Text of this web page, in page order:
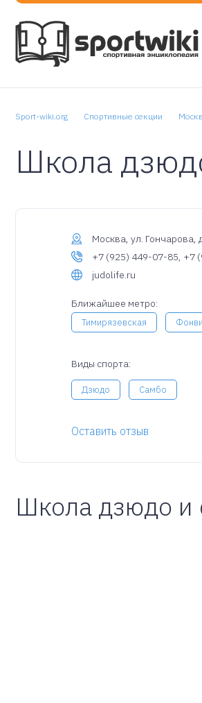
Sport-wiki.org Спортивные секции
Школа
Москва, ул. Гончарова,
+7 (925) 449-07-85, +7
judolife.ru
Ближайшее метро:
Тимирязевская
Виды спорта:
Дзюдо Самбо
Оставить отзыв
Школа дзюдо и